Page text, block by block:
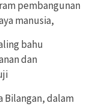
pembangunan
manusia,
bahu
dan
Bilangan, dalam